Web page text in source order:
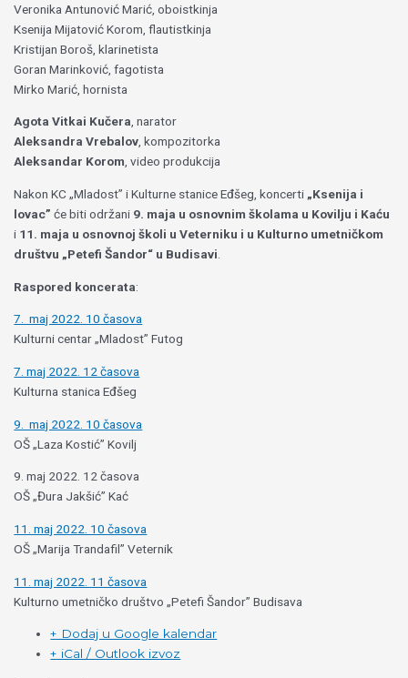
Veronika Antunović Marić, oboistkinja
Ksenija Mijatović Korom, flautistkinja
Kristijan Boroš, klarinetista
Goran Marinković, fagotista
Mirko Marić, hornista
Agota Vitkai Kučera, narator
Aleksandra Vrebalov, kompozitorka
Aleksandar Korom, video produkcija
Nakon KC „Mladost” i Kulturne stanice Eđšeg, koncerti „Ksenija i
lovac” će biti održani 9. maja u osnovnim školama u Kovilju i Kaću
i 11. maja u osnovnoj školi u Veterniku i u Kulturno umetničkom
društvu „Petefi Šandor“ u Budisavi
Raspored koncerata:
7. maj 2022. 10 časova
Kulturni centar „Mladost” Futog
7. maj 2022. 12 časova
Kulturna stanica Eđšeg
9. maj 2022. 10 časova
OŠ „Laza Kostić” Kovilj
9. maj 2022. 12 časova
OŠ „Đura Jakšić” Kać
11. maj 2022. 10 časova
OŠ „Marija Trandafil” Veternik
11. maj 2022. 11 časova
Kulturno umetničko društvo „Petefi Šandor” Budisava
+ Dodaj u Google kalendar
+ iCal / Outlook izvoz